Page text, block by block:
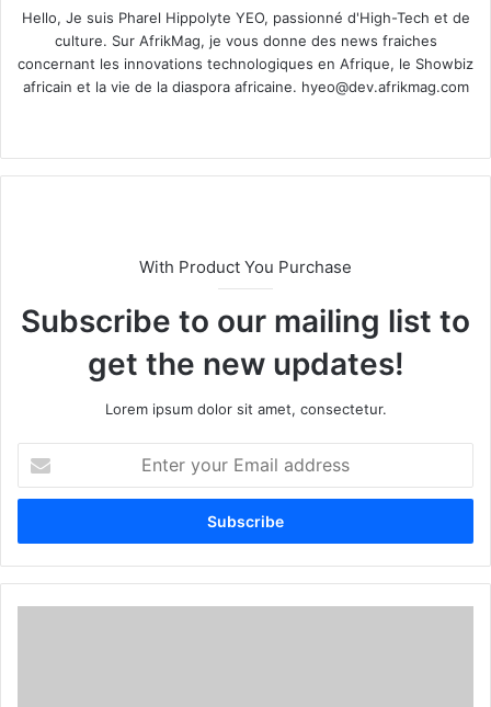
Hello, Je suis Pharel Hippolyte YEO, passionné d'High-Tech et de
culture. Sur AfrikMag, je vous donne des news fraiches
concernant les innovations technologiques en Afrique, le Showbiz
africain et la vie de la diaspora africaine. hyeo@dev.afrikmag.com
te
With Product You Purchase
Subscribe to our mailing list to
get the new updates!
Lorem ipsum dolor sit amet, consectetur.
t
r
y